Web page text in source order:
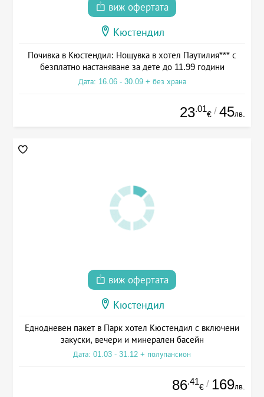
виж офертата
Кюстендил
Почивка в Кюстендил: Нощувка в хотел Паутилия*** с
безплатно настаняване за дете до 11.99 години
Дата: 16.06 - 30.09 + без храна
23.01
€ / 45лв.
виж офертата
Кюстендил
Еднодневен пакет в Парк хотел Кюстендил с включени
закуски, вечери и минерален басейн
Дата: 01.03 - 31.12 + полупансион
86.41
€ / 169лв.